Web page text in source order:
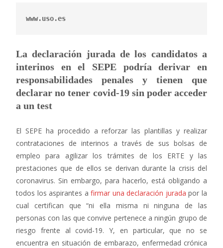
www.uso.es
La declaración jurada de los candidatos a
interinos en el SEPE podría derivar en
responsabilidades penales y tienen que
declarar no tener covid-19 sin poder acceder
a un test
El SEPE ha procedido a reforzar las plantillas y realizar
contrataciones de interinos a través de sus bolsas de
empleo para agilizar los trámites de los ERTE y las
prestaciones que de ellos se derivan durante la crisis del
coronavirus. Sin embargo, para hacerlo, está obligando a
todos los aspirantes afirmar una declaración jurada por la
cual certifican que “ni ella misma ni ninguna de las
personas con las que convive pertenece a ningún grupo de
riesgo frente al covid-19. Y, en particular, que no se
encuentra en situación de embarazo, enfermedad crónica